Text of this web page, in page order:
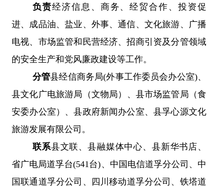
负责经济信息、商务、经贸合作、投资促
进、成品油、盐业、外事、通信、文化旅游、广播
电视、 市场监管和民营经济、招商引资及分管领域
的安全生产和党风廉政建设等工作。
分管县经信商务局(外事工作委员会办公室)、
县文化广电旅游局 （文物局 ） 、 县市场监管局（食
安委办公室）、县政府新闻办公室、县孚心源文化
旅游发展有限公司 。
联系县文联、县融媒体中心、县新华书店、
省广电局道孚台(541台)、中国 电信道孚分公司、 中
国联通道孚分公司、 四川移动道孚分公司、铁塔道